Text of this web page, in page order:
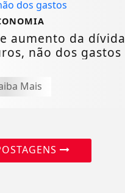
aumento da dívida
não dos gastos
Mais